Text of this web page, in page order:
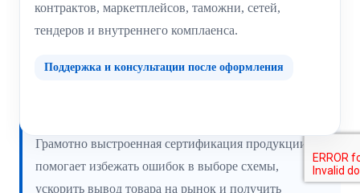
контрактов, маркетплейсов, таможни, сетей,
тендеров и внутреннего комплаенса.
Поддержка и консультации после оформления
Грамотно выстроенная сертификация продукции
помогает избежать ошибок в выборе схемы,
ускорить вывод товара на рынок и получить